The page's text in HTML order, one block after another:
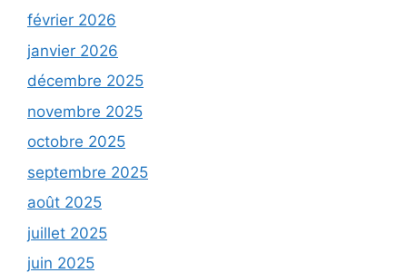
février 2026
janvier 2026
décembre 2025
novembre 2025
octobre 2025
septembre 2025
août 2025
juillet 2025
juin 2025